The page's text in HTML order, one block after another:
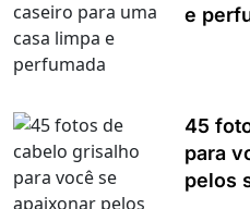
e
45
para
pelos